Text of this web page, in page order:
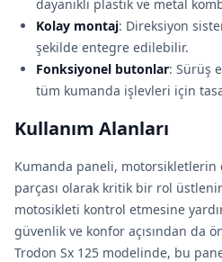
dayanıklı plastik ve metal
Kolay montaj: Direksiyon
şekilde entegre edilebilir.
Fonksiyonel butonlar: Sürüş
tüm kumanda işlevleri için
Kullanım Alanları
Kumanda paneli,
parçası olarak kritik bir rol
motosikleti kontrol etmesine
güvenlik ve konfor açısından da
Trodon Sx 125 modelinde, bu